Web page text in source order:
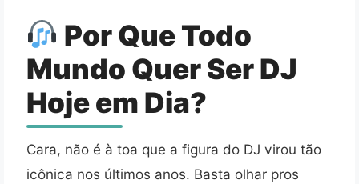
Por Que Todo
Mundo Quer Ser DJ
Hoje em Dia?
Cara, não é à toa que a figura do DJ virou tão
icônica nos últimos anos. Basta olhar pros